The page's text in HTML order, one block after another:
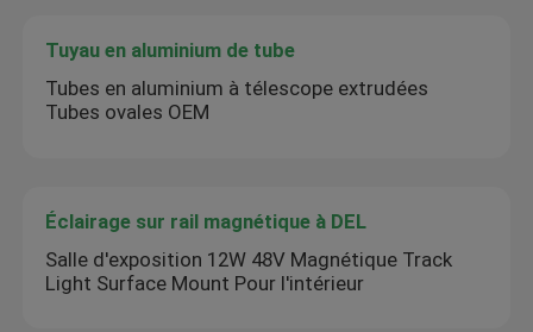
Tuyau en aluminium de tube
Tubes en aluminium à télescope extrudées
Tubes ovales OEM
Éclairage sur rail magnétique à DEL
Salle d'exposition 12W 48V Magnétique Track
Light Surface Mount Pour l'intérieur